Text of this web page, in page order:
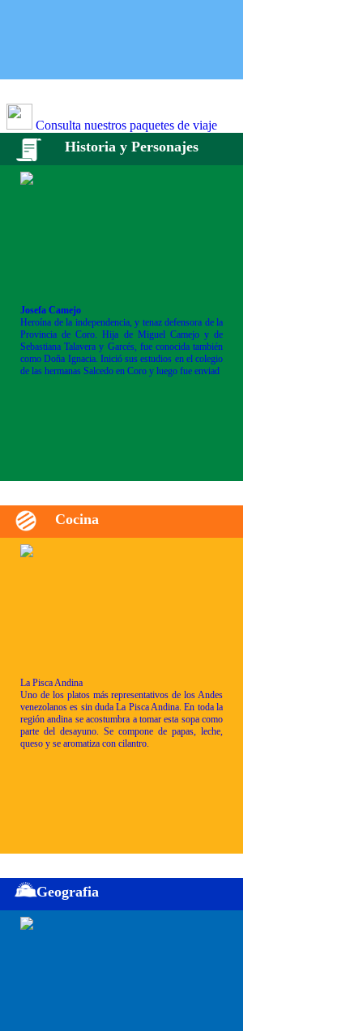
Consulta nuestros paquetes de viaje
Historia y Personajes
Josefa Camejo
Heroína de la independencia, y tenaz defensora de la
Provincia de Coro. Hija de Miguel Camejo y de
Sebastiana Talavera y Garcés, fue conocida también
como Doña Ignacia. Inició sus estudios en el colegio
de las hermanas Salcedo en Coro y luego fue enviad
Cocina
La Pisca Andina
Uno de los platos más representativos de los Andes
venezolanos es sin duda La Pisca Andina. En toda la
región andina se acostumbra a tomar esta sopa como
parte del desayuno. Se compone de papas, leche,
queso y se aromatiza con cilantro.
Geografia